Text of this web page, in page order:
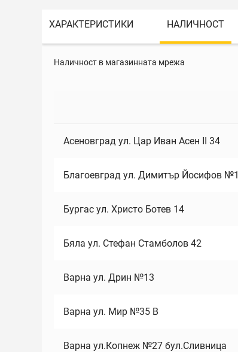
ХАРАКТЕРИСТИКИ НАЛИЧНОСТ
Наличност в магазинната мрежа
Асеновград ул. Цар Иван Асен II 34
Благоевград ул. Димитър Йосифов №1
Бургас ул. Христо Ботев 14
Бяла ул. Стефан Стамболов 42
Варна ул. Дрин №13
Варна ул. Мир №35 В
Варна ул.Копнеж №27 бул.Сливница